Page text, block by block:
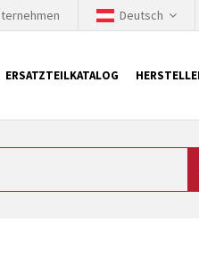
Deutsch
ERSATZTEILKATALOG